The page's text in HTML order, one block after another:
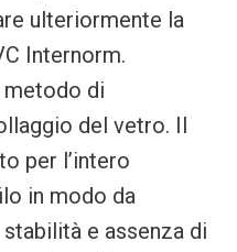
ulteriormente la
Internorm.
metodo di
del vetro. Il
per l’intero
in modo da
e assenza di